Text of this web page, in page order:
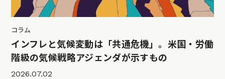
コラム
インフレと気候変動は「共通危機」。米国・労働
階級の気候戦略アジェンダが示すもの
2026.07.02